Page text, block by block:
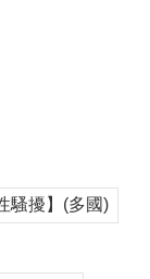
騷擾】(多國)